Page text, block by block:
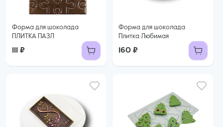
Форма для шоколада
ПЛИТКА ПАЗЛ
111 ₽
Форма для шоколада
Плитка Любимая
160 ₽